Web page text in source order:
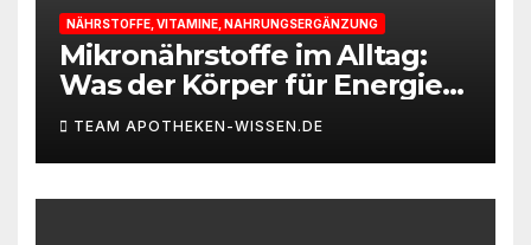
NÄHRSTOFFE, VITAMINE, NAHRUNGSERGÄNZUNG
Mikronährstoffe im Alltag:
Was der Körper für Energie
und Leistungsfähigkeit
braucht
TEAM APOTHEKEN-WISSEN.DE